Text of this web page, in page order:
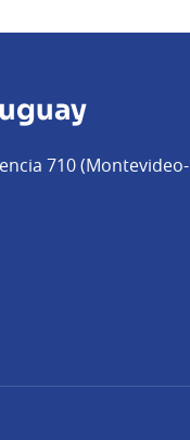
710 (Montevideo-